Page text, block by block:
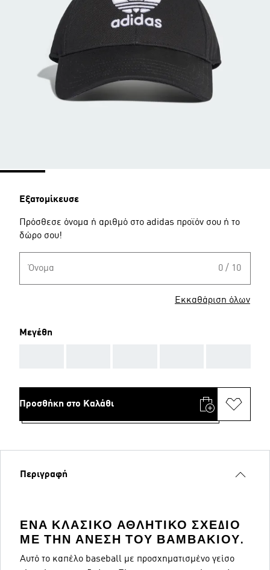
Εξατομίκευσε
Πρόσθεσε όνομα ή αριθμό στο adidas προϊόν σου ή το
δώρο σου!
Όνομα 0 / 10
Εκκαθάριση όλων
Μεγέθη
Προσθήκη στο Καλάθι
Περιγραφή
ΈΝΑ ΚΛΑΣΙΚΌ ΑΘΛΗΤΙΚΌ ΣΧΈΔΙΟ
ΜΕ ΤΗΝ ΆΝΕΣΗ ΤΟΥ ΒΑΜΒΑΚΙΟΎ.
Αυτό το καπέλο baseball με προσχηματισμένο γείσο